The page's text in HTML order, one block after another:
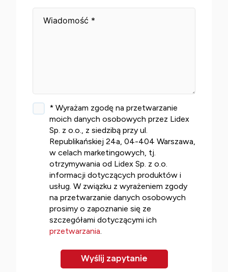
* Wyrażam zgodę na przetwarzanie
moich danych osobowych przez Lidex
Sp. z o.o., z siedzibą przy ul.
Republikańskiej 24a, 04-404 Warszawa,
w celach marketingowych, tj.
otrzymywania od Lidex Sp. z o.o.
informacji dotyczących produktów i
usług. W związku z wyrażeniem zgody
na przetwarzanie danych osobowych
prosimy o zapoznanie się ze
szczegółami dotyczącymi ich
przetwarzania.